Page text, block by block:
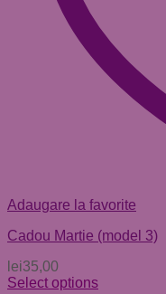
Adaugare la favorite
Cadou Martie (model 3)
lei35,00
Select options